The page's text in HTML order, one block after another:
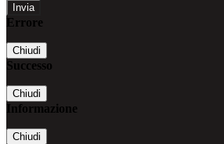
Errore
Chiudi
Successo
Chiudi
Informazione
Chiudi